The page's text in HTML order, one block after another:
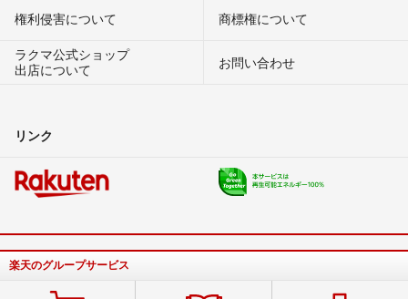
権利侵害について
商標権について
ラクマ公式ショップ
出店について
お問い合わせ
リンク
楽天のグループサービス